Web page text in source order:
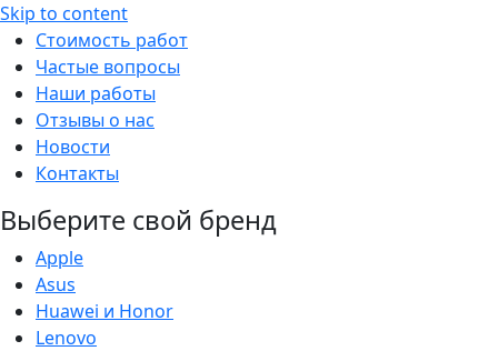
Skip to content
Стоимость работ
Частые вопросы
Наши работы
Отзывы о нас
Новости
Контакты
Выберите свой бренд
Apple
Asus
Huawei и Honor
Lenovo